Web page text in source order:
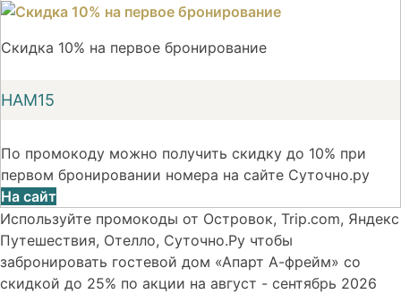
Скидка 10% на первое бронирование
НАМ15
По промокоду можно получить скидку до 10% при
первом бронировании номера на сайте Суточно.ру
На сайт
Используйте промокоды от Островок, Trip.com, Яндекс
Путешествия, Отелло, Суточно.Ру чтобы
забронировать гостевой дом «Апарт А-фрейм» со
скидкой до 25% по акции на август - сентябрь 2026